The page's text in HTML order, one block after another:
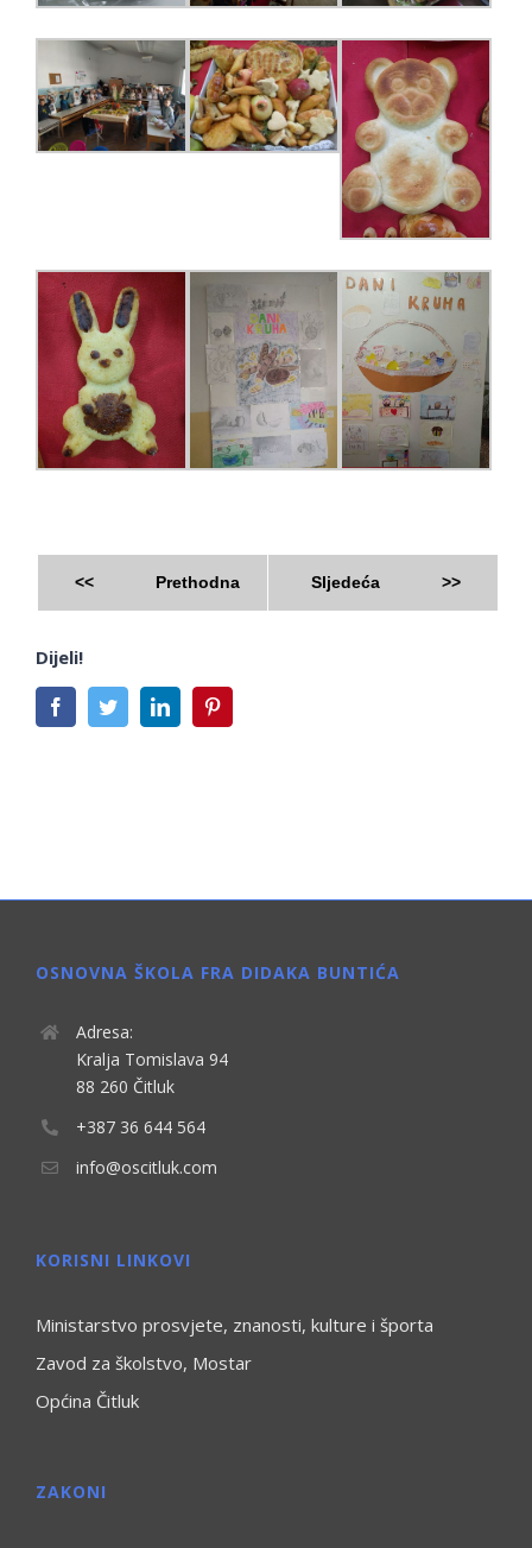
<< Prethodna Sljedeća >>
Dijeli!
FacebookTwitterLinkedIn
OSNOVNA ŠKOLA FRA DIDAKA BUNTIĆA
Adresa:
Kralja Tomislava 94
88 260 Čitluk
+387 36 644 564
info@oscitluk.com
KORISNI LINKOVI
Ministarstvo prosvjete, znanosti, kulture i športa
Zavod za školstvo, Mostar
Općina Čitluk
ZAKONI